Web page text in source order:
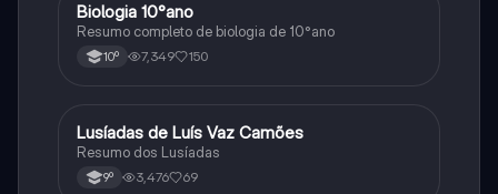
Biologia
Biologia 10°ano
Resumo completo de biologia de 10°ano
10º 7,349 150
Português
Lusíadas de Luís Vaz Camões
Resumo dos Lusíadas
9º 3,476 69